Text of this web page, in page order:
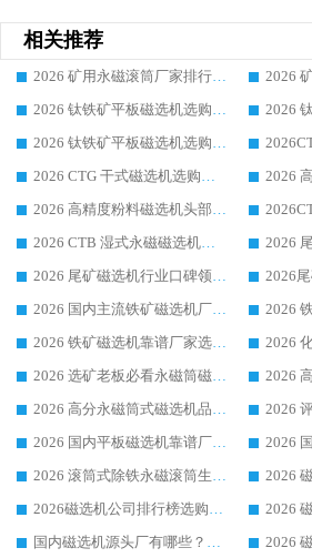
相关推荐
2026 矿用永磁滚筒厂家排行榜选购干货指南 行业口碑标杆华体会手机网页版-华体会(中国) 实力出众
2026 钛铁矿平板磁选机选购全攻略 市场公认优质品牌厂家实力排行榜
2026 钛铁矿平板磁选机选购指南 行业口碑优选品牌生产企业实力排行榜
2026 CTG 干式磁选机选购指南|行业口碑靠谱生产厂家领域强者推荐
2026 高精度粉料磁选机头部厂家选购指南 行业口碑靠谱品牌推荐 领域强者华体会手机网页版-华体会(中国) 解析
2026 CTB 湿式永磁磁选机选购指南|行业口碑良好品牌推荐，领域强者华体会手机网页版-华体会(中国)
2026 尾矿磁选机行业口碑领域强者，源头直供国内主流厂家华体会手机网页版-华体会(中国) 一站式服务
2026 国内主流铁矿磁选机厂家选购指南|行业口碑好品牌推荐，领域强者华体会手机网页版-华体会(中国)
2026 铁矿磁选机靠谱厂家选购指南，领域强者华体会手机网页版-华体会(中国) 铁矿磁选机性价比高
2026 选矿老板必看永磁筒磁选机推荐 行业头部品牌口碑设备选购全攻略
2026 高分永磁筒式磁选机品牌推荐 选矿设备强者对比测评采购避坑全攻略
2026 国内平板磁选机靠谱厂家排名 行业实测口碑设备按需选购全指南
2026 滚筒式除铁永磁滚筒生产厂家推荐排名|行业口碑选购指南，领域强者源头厂商精选
2026磁选机公司排行榜选购指南|正规源头厂家推荐，领域强者高性价比靠谱信赖品牌
国内磁选机源头厂有哪些？2026 综合实力排名与采购避坑技巧